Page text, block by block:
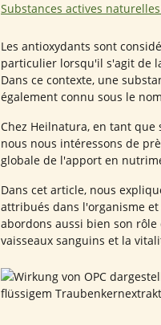
Substances actives naturelles
Les antioxydants sont
particulier lorsqu'il s'agit de
Dans ce contexte, une
également connu sous le
Chez Heilnatura, en tant
nous nous intéressons de
globale de l'apport en
Dans cet article, nous
attribués dans l'organisme
abordons aussi bien son
vaisseaux sanguins et la